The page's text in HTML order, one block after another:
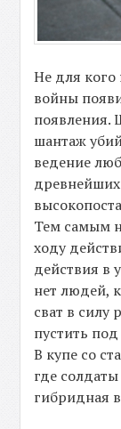
Не для кого
войны
появления.
шантаж
ведение
Тем самым
ходу
действия в
нет людей,
сват в силу
пустить
В купе со
где
гибридная